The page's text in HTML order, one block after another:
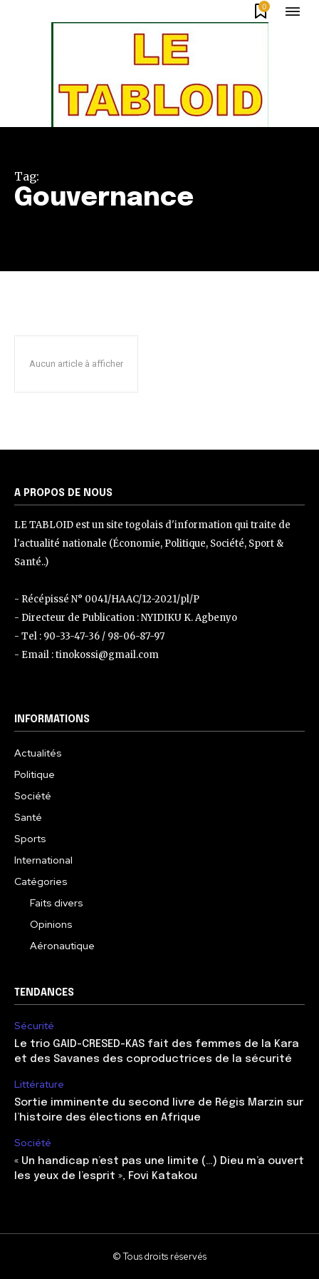
0
Tag:
Gouvernance
Aucun article à afficher
A PROPOS DE NOUS
LE TABLOID est un site togolais d'information qui traite de
l'actualité nationale (Économie, Politique, Société, Sport &
Santé..)
- Récépissé N° 0041/HAAC/12-2021/pl/P
- Directeur de Publication : NYIDIKU K. Agbenyo
- Tel : 90-33-47-36 / 98-06-87-97
- Email : tinokossi@gmail.com
INFORMATIONS
Actualités
Politique
Société
Santé
Sports
International
Catégories
Faits divers
Opinions
Aéronautique
TENDANCES
Sécurité
Le trio GAID-CRESED-KAS fait des femmes de la Kara
et des Savanes des coproductrices de la sécurité
Littérature
Sortie imminente du second livre de Régis Marzin sur
l’histoire des élections en Afrique
Société
« Un handicap n’est pas une limite (…) Dieu m’a ouvert
les yeux de l’esprit », Fovi Katakou
© Tous droits réservés